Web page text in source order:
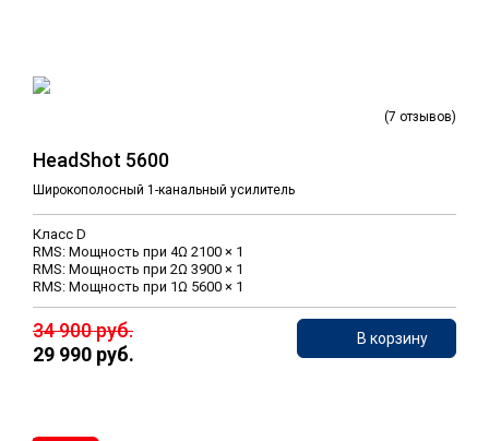
(7 отзывов)
HeadShot 5600
Широкополосный 1-канальный усилитель
Класс D
RMS: Мощность при 4Ω 2100 × 1
RMS: Мощность при 2Ω 3900 × 1
RMS: Мощность при 1Ω 5600 × 1
34 900 руб.
29 990 руб.
В корзину